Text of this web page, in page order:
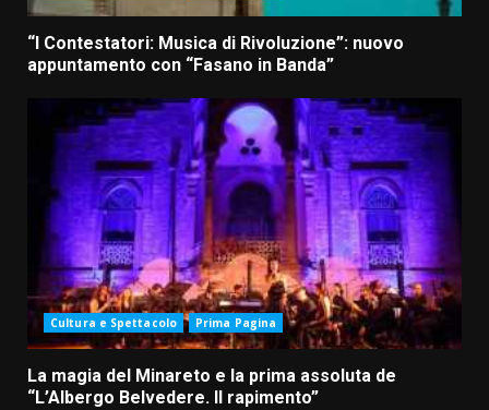
“I Contestatori: Musica di Rivoluzione”: nuovo
appuntamento con “Fasano in Banda”
Cultura e Spettacolo Prima Pagina
La magia del Minareto e la prima assoluta de
“L’Albergo Belvedere. Il rapimento”